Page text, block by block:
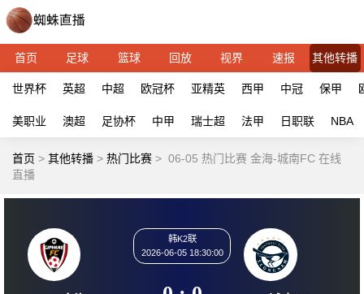
首页 足球 篮球 回放 视界 速报 其他转播
世界杯 英超 中超 欧冠杯 亚精英 西甲 中冠 保甲
美职业 澳超 足协杯 中甲 瑞士超 法甲 日职联 NBA
首页 > 其他转播 > 热门比赛 > 06-05 热门比赛 金海-城南FC 在线
直播